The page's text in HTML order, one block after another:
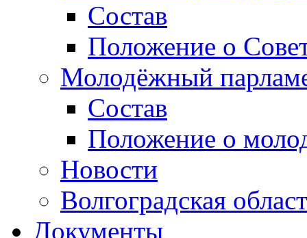
Состав
Положение о
Молодёжный
Состав
Положение о
Новости
Волгоградская
Документы